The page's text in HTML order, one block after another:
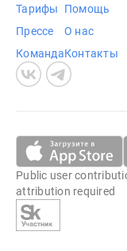
Тарифы
Прессе
Команда
Помощь
О нас
Контакты
Public user
attribution required